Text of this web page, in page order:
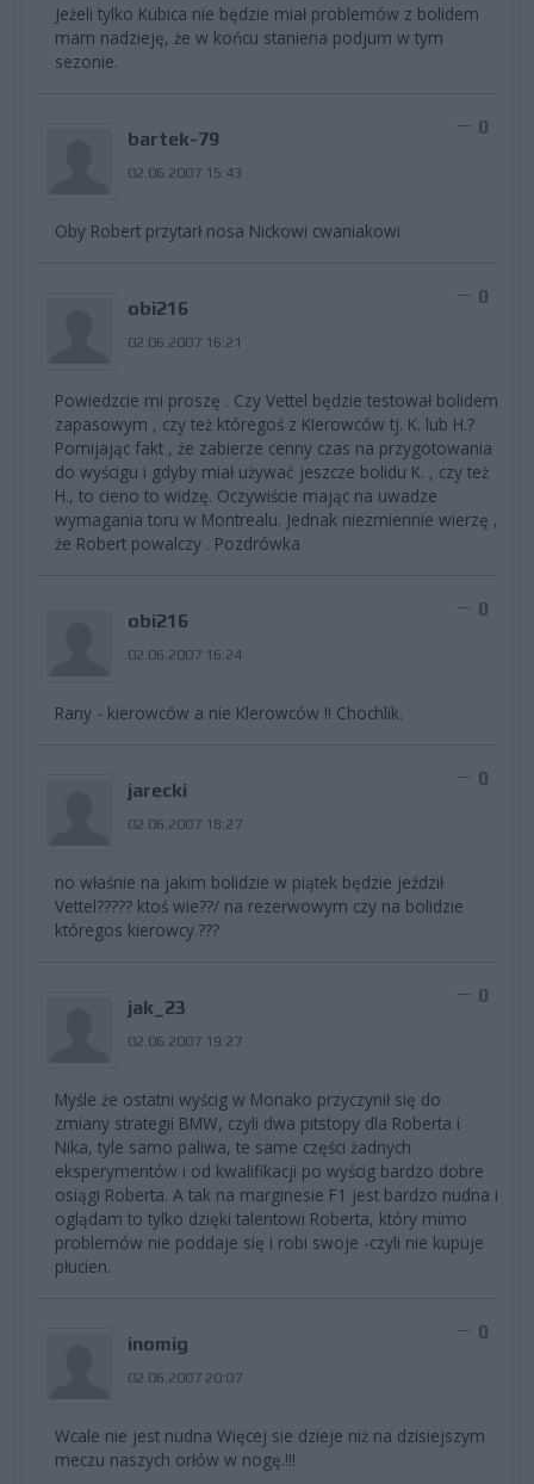
Jeżeli tylko Kubica nie będzie miał problemów z bolidem
mam nadzieję, że w końcu staniena podjum w tym
sezonie.
bartek-79
02.06.2007 15:43
0
Oby Robert przytarł nosa Nickowi cwaniakowi
obi216
02.06.2007 16:21
0
Powiedzcie mi proszę . Czy Vettel będzie testował bolidem
zapasowym , czy też któregoś z KIerowców tj. K. lub H.?
Pomijając fakt , że zabierze cenny czas na przygotowania
do wyścigu i gdyby miał używać jeszcze bolidu K. , czy też
H., to cieno to widzę. Oczywiście mając na uwadze
wymagania toru w Montrealu. Jednak niezmiennie wierzę ,
że Robert powalczy . Pozdrówka
obi216
02.06.2007 16:24
0
Rany - kierowców a nie Klerowców !! Chochlik.
jarecki
02.06.2007 18:27
0
no właśnie na jakim bolidzie w piątek będzie jeździł
Vettel????? ktoś wie??/ na rezerwowym czy na bolidzie
któregos kierowcy.???
jak_23
02.06.2007 19:27
0
Myśle że ostatni wyścig w Monako przyczynił się do
zmiany strategii BMW, czyli dwa pitstopy dla Roberta i
Nika, tyle samo paliwa, te same części żadnych
eksperymentów i od kwalifikacji po wyścig bardzo dobre
osiągi Roberta. A tak na marginesie F1 jest bardzo nudna i
oglądam to tylko dzięki talentowi Roberta, który mimo
problemów nie poddaje się i robi swoje -czyli nie kupuje
płucien.
inomig
02.06.2007 20:07
0
Wcale nie jest nudna Więcej sie dzieje niż na dzisiejszym
meczu naszych orłów w nogę.!!!